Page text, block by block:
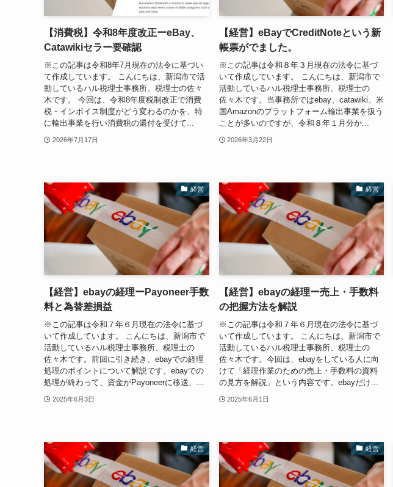
【消費税】令和8年度改正ーeBay、
Catawikiセラー要確認
※この記事は令和8年7月現在の法令に基づい
て作成しています。 こんにちは、新潟市で活
動しているハル税理士事務所、税理士の佐々
木です。 今回は、令和8年度税制改正で消費
税・インボイス制度がどう変わるのかを、特
に輸出事業を行い消費税の還付を受けて...
2026年7月17日
【経営】eBayでCreditNoteという新
帳票がでました。
※この記事は令和８年３月現在の法令に基づ
いて作成しています。 こんにちは、新潟市で
活動しているハル税理士事務所、税理士の
佐々木です。当事務所ではebay、catawiki、米
国Amazonのプラットフォーム輸出事業を扱う
ことが多いのですが、令和８年１月分か...
2026年3月22日
経営
【経営】ebayの経理ーPayoneer手数
料と為替差損益
※この記事は令和７年６月現在の法令に基づ
いて作成しています。 こんにちは、新潟市で
活動しているハル税理士事務所、税理士の
佐々木です。前回に引き続き、ebayでの経理
処理のポイントについて解説です。ebayでの
処理が終わって、資金がPayoneerに移送、...
2025年6月3日
経営
【経営】ebayの経理ー売上・手数料
の把握方法を解説
※この記事は令和７年６月現在の法令に基づ
いて作成しています。 こんにちは、新潟市で
活動しているハル税理士事務所、税理士の
佐々木です。今回は、ebayをしている人に向
けて「経理作業のための売上・手数料の資料
の見方を解説」という内容です。ebayだけ...
2025年6月1日
経営 経営